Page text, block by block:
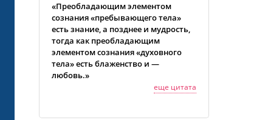
«Преобладающим элементом
сознания «пребывающего тела»
есть знание, а позднее и мудрость,
тогда как преобладающим
элементом сознания «духовного
тела» есть блаженство и —
любовь.»
еще цитата